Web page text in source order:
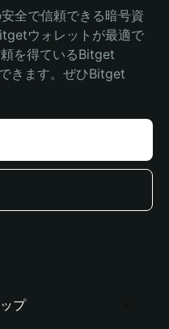
全で信頼できる暗号資
ウォレットが最適で
を得ているBitget
きます。ぜひBitget
プ